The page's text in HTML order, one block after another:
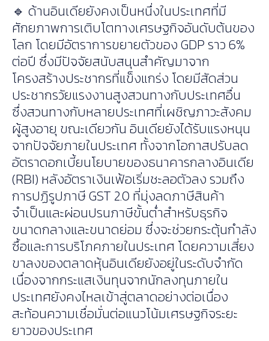
🔹 ด้านอินเดียยังคงเป็นหนึ่งในประเทศที่มี
ศักยภาพการเติบโตทางเศรษฐกิจอันดับต้นของ
โลก โดยมีอัตราการขยายตัวของ GDP ราว 6%
ต่อปี ซึ่งมีปัจจัยสนับสนุนสำคัญมาจาก
โครงสร้างประชากรที่แข็งแกร่ง โดยมีสัดส่วน
ประชากรวัยแรงงานสูงสวนทางกับประเทศอื่น
ซึ่งสวนทางกับหลายประเทศที่เผชิญภาวะสังคม
ผู้สูงอายุ ขณะเดียวกัน อินเดียยังได้รับแรงหนุน
จากปัจจัยภายในประเทศ ทั้งจากโอกาสปรับลด
อัตราดอกเบี้ยนโยบายของธนาคารกลางอินเดีย
(RBI) หลังอัตราเงินเฟ้อเริ่มชะลอตัวลง รวมถึง
การปฏิรูปภาษี GST 2.0 ที่มุ่งลดภาษีสินค้า
จำเป็นและผ่อนปรนภาษีขั้นต่ำสำหรับธุรกิจ
ขนาดกลางและขนาดย่อม ซึ่งจะช่วยกระตุ้นกำลัง
ซื้อและการบริโภคภายในประเทศ โดยความเสี่ยง
ขาลงของตลาดหุ้นอินเดียยังอยู่ในระดับจำกัด
เนื่องจากกระแสเงินทุนจากนักลงทุนภายใน
ประเทศยังคงไหลเข้าสู่ตลาดอย่างต่อเนื่อง
สะท้อนความเชื่อมั่นต่อแนวโน้มเศรษฐกิจระยะ
ยาวของประเทศ